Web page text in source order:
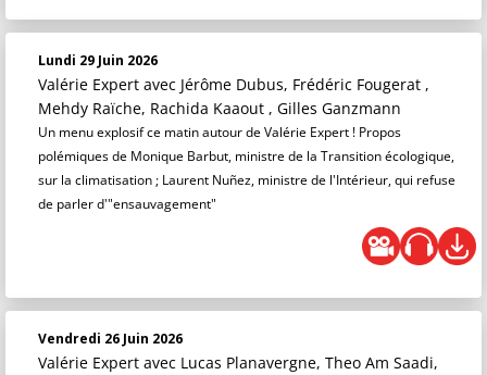
Lundi 29 Juin 2026
Valérie Expert avec Jérôme Dubus, Frédéric Fougerat ,
Mehdy Raïche, Rachida Kaaout , Gilles Ganzmann
Un menu explosif ce matin autour de Valérie Expert ! Propos
polémiques de Monique Barbut, ministre de la Transition écologique,
sur la climatisation ; Laurent Nuñez, ministre de l'Intérieur, qui refuse
de parler d'"ensauvagement"
Vendredi 26 Juin 2026
Valérie Expert avec Lucas Planavergne, Theo Am Saadi,